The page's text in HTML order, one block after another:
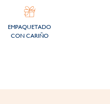
EMPAQUETADO
CON CARIÑO